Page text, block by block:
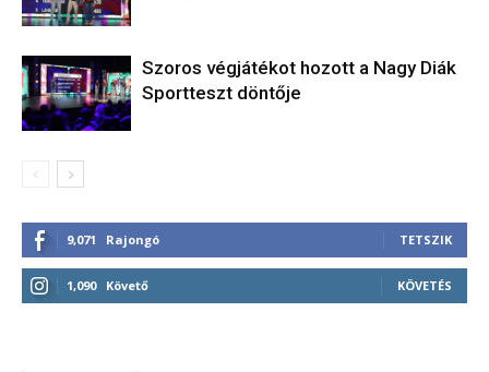
Szoros végjátékot hozott a Nagy Diák
Sportteszt döntője
9,071 Rajongó TETSZIK
1,090 Követő KÖVETÉS